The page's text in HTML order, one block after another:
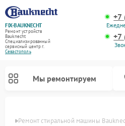
FIX-BAUKNECHT
Ремонт устройств
Bauknecht
Специализированный
cервисный центр г.
Севастополь
+7
+7
Мы ремонтируем
Ремонт стиральной машины